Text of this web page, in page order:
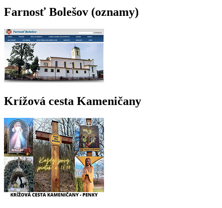
Farnosť Bolešov (oznamy)
Krížová cesta Kameničany